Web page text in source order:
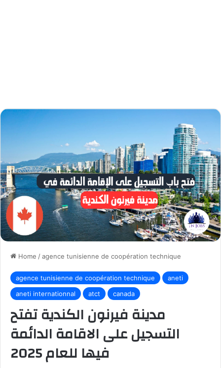
Home /agence tunisienne de coopération technique
agence tunisienne de coopération technique
aneti
aneti internationnal
atct canada
مدينة فيرنون الكندية تفتح
التسجيل على الاقامة الدائمة
فيها للعام 2025